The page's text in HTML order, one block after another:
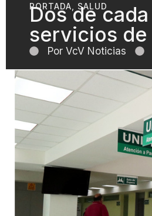
PORTADA SALUD
Dos de
servicios de
Por VcV Noticias